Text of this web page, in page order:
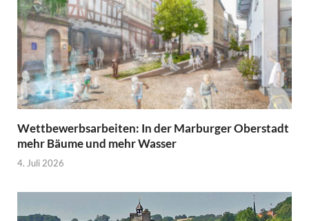
Wettbewerbsarbeiten: In der Marburger Oberstadt
mehr Bäume und mehr Wasser
4. Juli 2026